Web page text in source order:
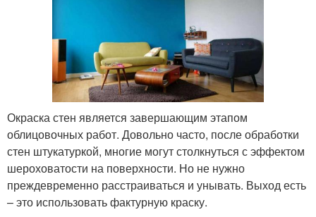
Окраска стен является завершающим этапом
облицовочных работ. Довольно часто, после обработки
стен штукатуркой, многие могут столкнуться с эффектом
шероховатости на поверхности. Но не нужно
преждевременно расстраиваться и унывать. Выход есть
– это использовать фактурную краску.